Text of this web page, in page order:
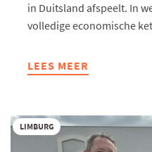
in Duitsland afspeelt. In
volledige economische
LEES MEER
ABOUT
STAAT
LAAG,
LIMBURG